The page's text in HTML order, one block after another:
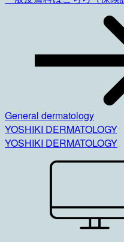
General dermatology
YOSHIKI DERMATOLOGY
YOSHIKI DERMATOLOGY